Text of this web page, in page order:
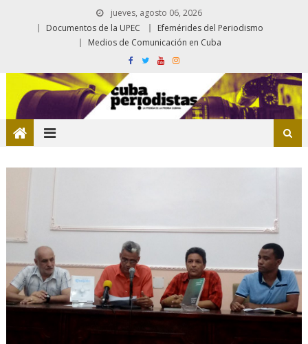
jueves, agosto 06, 2026
Documentos de la UPEC
Efemérides del Periodismo
Medios de Comunicación en Cuba